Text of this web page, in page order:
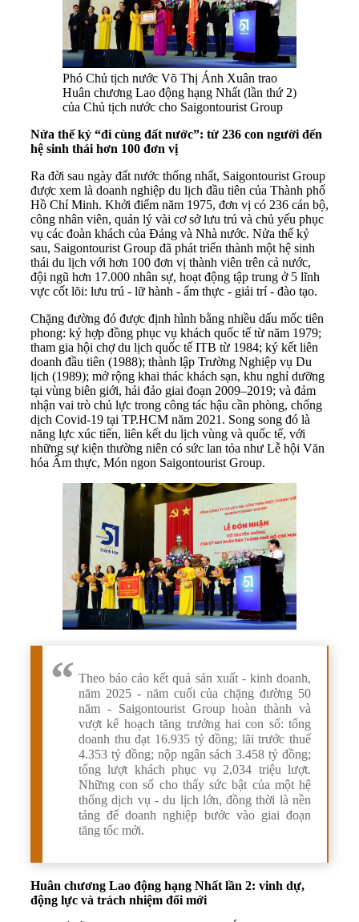
Phó Chủ tịch nước Võ Thị Ánh Xuân trao
Huân chương Lao động hạng Nhất (lần thứ 2)
của Chủ tịch nước cho Saigontourist Group
Nửa thế kỷ “đi cùng đất nước”: từ 236 con người đến
hệ sinh thái hơn 100 đơn vị
Ra đời sau ngày đất nước thống nhất, Saigontourist Group
được xem là doanh nghiệp du lịch đầu tiên của Thành phố
Hồ Chí Minh. Khởi điểm năm 1975, đơn vị có 236 cán bộ,
công nhân viên, quản lý vài cơ sở lưu trú và chủ yếu phục
vụ các đoàn khách của Đảng và Nhà nước. Nửa thế kỷ
sau, Saigontourist Group đã phát triển thành một hệ sinh
thái du lịch với hơn 100 đơn vị thành viên trên cả nước,
đội ngũ hơn 17.000 nhân sự, hoạt động tập trung ở 5 lĩnh
vực cốt lõi: lưu trú - lữ hành - ẩm thực - giải trí - đào tạo.
Chặng đường đó được định hình bằng nhiều dấu mốc tiên
phong: ký hợp đồng phục vụ khách quốc tế từ năm 1979;
tham gia hội chợ du lịch quốc tế ITB từ 1984; ký kết liên
doanh đầu tiên (1988); thành lập Trường Nghiệp vụ Du
lịch (1989); mở rộng khai thác khách sạn, khu nghỉ dưỡng
tại vùng biên giới, hải đảo giai đoạn 2009–2019; và đảm
nhận vai trò chủ lực trong công tác hậu cần phòng, chống
dịch Covid-19 tại TP.HCM năm 2021. Song song đó là
năng lực xúc tiến, liên kết du lịch vùng và quốc tế, với
những sự kiện thường niên có sức lan tỏa như Lễ hội Văn
hóa Ẩm thực, Món ngon Saigontourist Group.
Theo báo cáo kết quả sản xuất - kinh doanh,
năm 2025 - năm cuối của chặng đường 50
năm - Saigontourist Group hoàn thành và
vượt kế hoạch tăng trưởng hai con số: tổng
doanh thu đạt 16.935 tỷ đồng; lãi trước thuế
4.353 tỷ đồng; nộp ngân sách 3.458 tỷ đồng;
tổng lượt khách phục vụ 2,034 triệu lượt.
Những con số cho thấy sức bật của một hệ
thống dịch vụ - du lịch lớn, đồng thời là nền
tảng để doanh nghiệp bước vào giai đoạn
tăng tốc mới.
Huân chương Lao động hạng Nhất lần 2: vinh dự,
động lực và trách nhiệm đổi mới